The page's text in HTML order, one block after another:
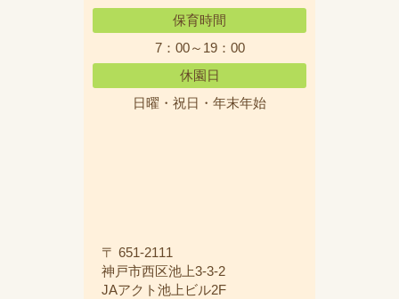
保育時間
7：00～19：00
休園日
日曜・祝日・年末年始
〒 651-2111
神戸市西区池上3-3-2
JAアクト池上ビル2F